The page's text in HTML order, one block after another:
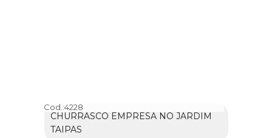
Cod.:4228
CHURRASCO EMPRESA NO JARDIM
TAIPAS